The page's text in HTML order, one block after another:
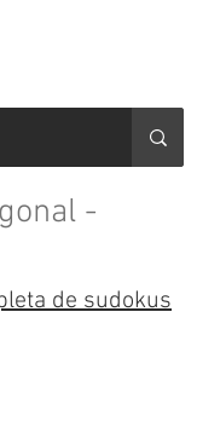
-
de sudokus